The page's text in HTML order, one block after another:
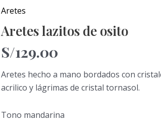
Aretes
Aretes lazitos de osito
S/129.00
Aretes hecho a mano bordados con
acrilico y lágrimas de cristal tornasol.
Tono mandarina
Aretes
lazitos
de
osito